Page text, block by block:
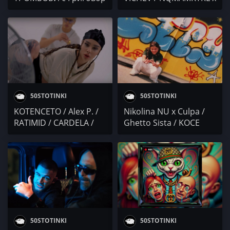
GHO$T / БАНСИД /
STEFO / Kesh Pronto /
COCKY x JS /
KOTENCETO /
МОНКАТА
/ MALCHO x DIMO
50STOTINKI
KOTENCETO / Alex P. /
RATIMID / CARDELA /
50STOTINKI
Nikolina NU x Culpa /
Ghetto Sista / KOCE
NASSBOY / WESTA /
Ta4kata x TPB / DJ
BULSHIT
50STOTINKI 50STOTINKI